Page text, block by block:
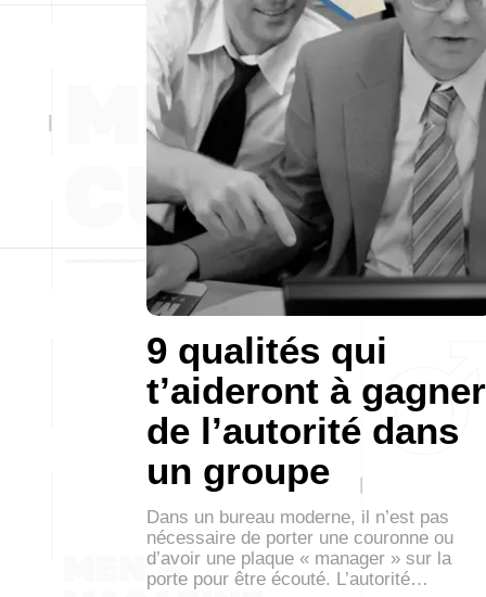
9 qualités qui
t’aideront à gagner
de l’autorité dans
un groupe
Dans un bureau moderne, il n’est pas
nécessaire de porter une couronne ou
d’avoir une plaque « manager » sur la
porte pour être écouté. L’autorité…